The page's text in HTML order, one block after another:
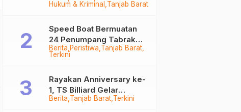
Hukum & Kriminal Tanjab Barat
Pelaku Ditangkap
Berita Peristiwa Tanjab Barat
Terkini
Speed Boat Bermuatan
24 Penumpang Tabrak
Togok di Kuala Tungkal,
Berita Tanjab Barat Terkini
Rayakan Anniversary ke-
1, TS Billiard Gelar
Turnamen 9 Ball